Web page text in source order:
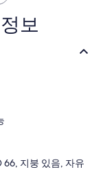
보
66, 지붕 있음, 자유